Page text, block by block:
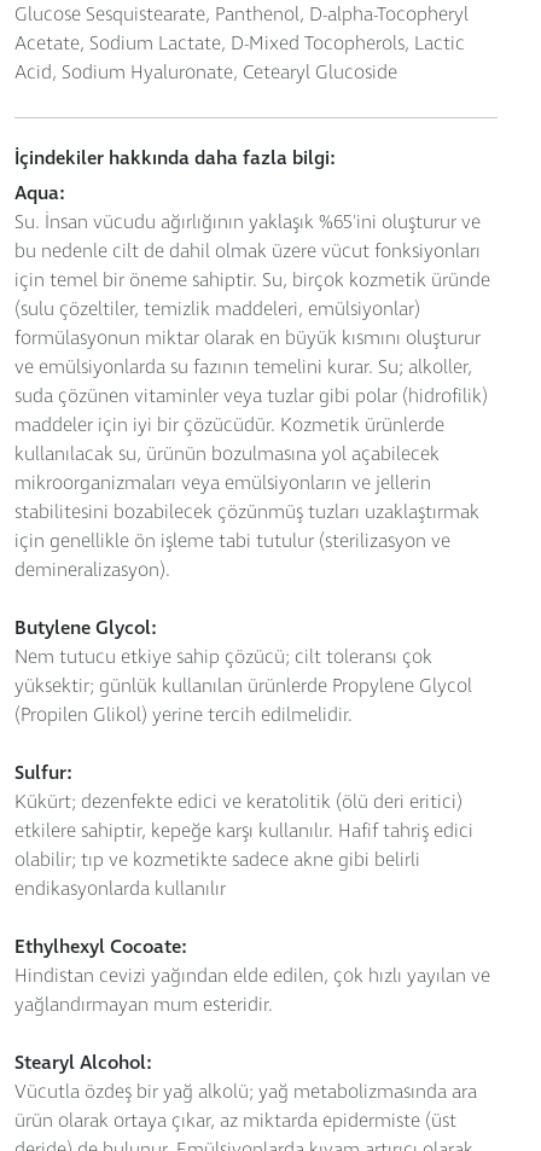
Glucose Sesquistearate, Panthenol, D-alpha-Tocopheryl
Acetate, Sodium Lactate, D-Mixed Tocopherols, Lactic
Acid, Sodium Hyaluronate, Cetearyl Glucoside
İçindekiler hakkında daha fazla bilgi:
Aqua:
Su. İnsan vücudu ağırlığının yaklaşık %65'ini oluşturur ve
bu nedenle cilt de dahil olmak üzere vücut fonksiyonları
için temel bir öneme sahiptir. Su, birçok kozmetik üründe
(sulu çözeltiler, temizlik maddeleri, emülsiyonlar)
formülasyonun miktar olarak en büyük kısmını oluşturur
ve emülsiyonlarda su fazının temelini kurar. Su; alkoller,
suda çözünen vitaminler veya tuzlar gibi polar (hidrofilik)
maddeler için iyi bir çözücüdür. Kozmetik ürünlerde
kullanılacak su, ürünün bozulmasına yol açabilecek
mikroorganizmaları veya emülsiyonların ve jellerin
stabilitesini bozabilecek çözünmüş tuzları uzaklaştırmak
için genellikle ön işleme tabi tutulur (sterilizasyon ve
demineralizasyon).
Butylene Glycol:
Nem tutucu etkiye sahip çözücü; cilt toleransı çok
yüksektir; günlük kullanılan ürünlerde Propylene Glycol
(Propilen Glikol) yerine tercih edilmelidir.
Sulfur:
Kükürt; dezenfekte edici ve keratolitik (ölü deri eritici)
etkilere sahiptir, kepeğe karşı kullanılır. Hafif tahriş edici
olabilir; tıp ve kozmetikte sadece akne gibi belirli
endikasyonlarda kullanılır
Ethylhexyl Cocoate:
Hindistan cevizi yağından elde edilen, çok hızlı yayılan ve
yağlandırmayan mum esteridir.
Stearyl Alcohol:
Vücutla özdeş bir yağ alkolü; yağ metabolizmasında ara
ürün olarak ortaya çıkar, az miktarda epidermiste (üst